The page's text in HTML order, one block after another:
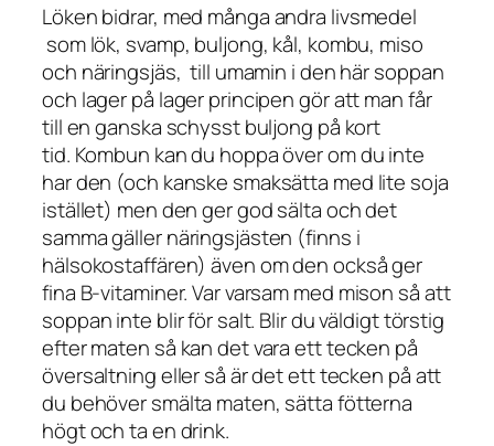
Löken bidrar, med många andra livsmedel
som lök, svamp, buljong, kål, kombu, miso
och näringsjäs, till umamin i den här soppan
och lager på lager principen gör att man får
till en ganska schysst buljong på kort
tid. Kombun kan du hoppa över om du inte
har den (och kanske smaksätta med lite soja
istället) men den ger god sälta och det
samma gäller näringsjästen (finns i
hälsokostaffären) även om den också ger
fina B-vitaminer. Var varsam med mison så att
soppan inte blir för salt. Blir du väldigt törstig
efter maten så kan det vara ett tecken på
översaltning eller så är det ett tecken på att
du behöver smälta maten, sätta fötterna
högt och ta en drink.